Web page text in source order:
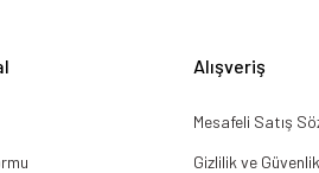
Alışveriş
Mesafeli Satış
Gizlilik ve Güvenlik